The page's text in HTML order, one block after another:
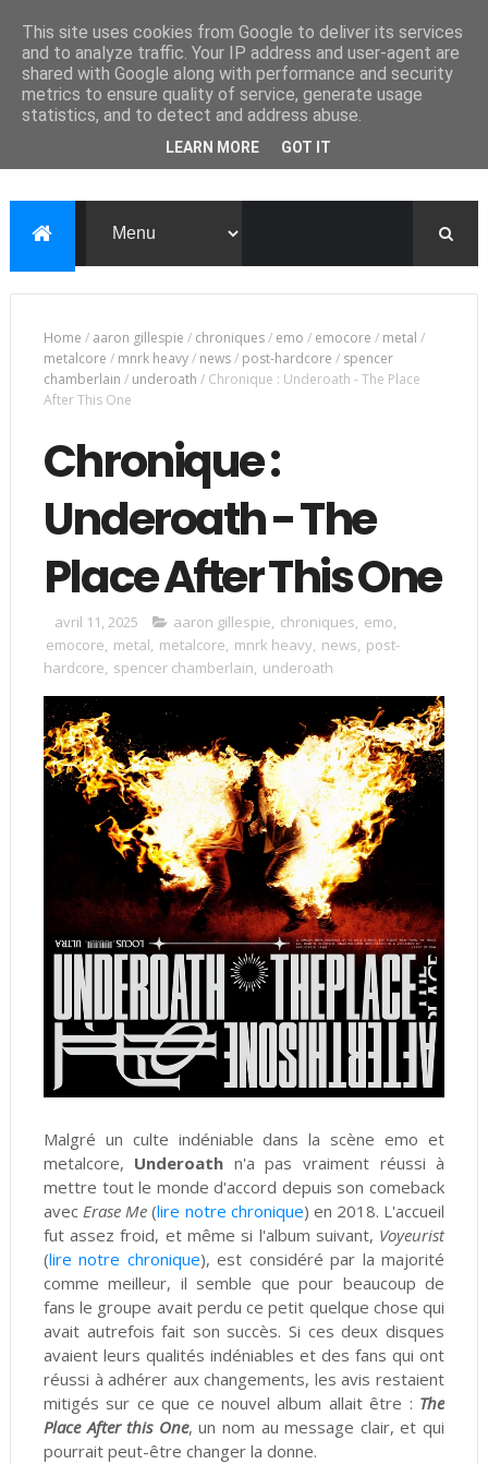
Home / aaron gillespie / chroniques/ emo / emocore / metal /
metalcore / mnrk heavy/ news/ post-hardcore / spencer
chamberlain / underoath / Chronique : Underoath - The Place
After This One
Chronique :
Underoath - The
Place After This One
avril 11, 2025 aaron gillespie, chroniques, emo,
emocore, metal, metalcore, mnrk heavy, news, post-
hardcore, spencer chamberlain, underoath
Malgré un culte indéniable dans la scène emo et
metalcore, Underoath n'a pas vraiment réussi à
mettre tout le monde d'accord depuis son comeback
avecErase Me(lire notre chronique) en 2018. L'accueil
fut assez froid, et même si l'album suivant, Voyeurist
(lire notre chronique), est considéré par la majorité
comme meilleur, il semble que pour beaucoup de
fans le groupe avait perdu ce petit quelque chose qui
avait autrefois fait son succès. Si ces deux disques
avaient leurs qualités indéniables et des fans qui ont
réussi à adhérer aux changements, les avis restaient
mitigés sur ce que ce nouvel album allait être : The
Place After this One, un nom au message clair, et qui
pourrait peut-être changer la donne.
This site uses cookies from Google to deliver its services
and to analyze traffic. Your IP address and user-agent are
shared with Google along with performance and security
metrics to ensure quality of service, generate usage
statistics, and to detect and address abuse.
LEARN MORE GOT IT